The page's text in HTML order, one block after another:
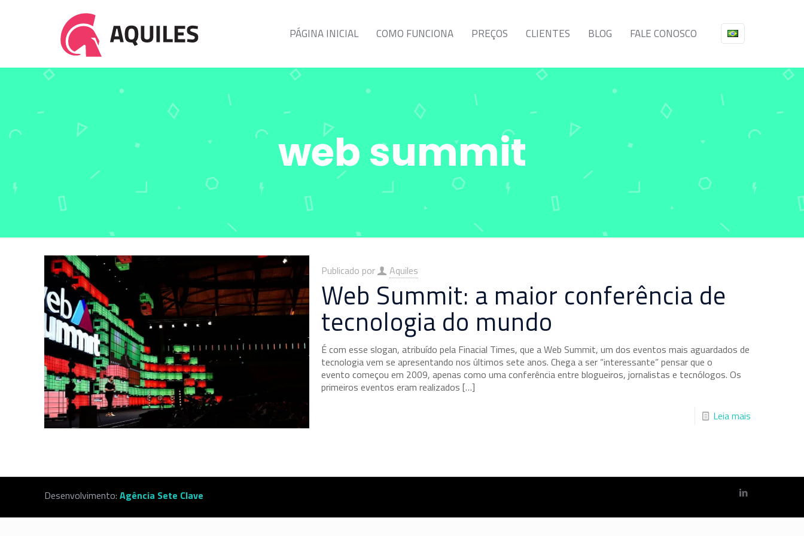
PÁGINA INICIAL COMO FUNCIONA PREÇOS CLIENTES BLOG FALE CONOSCO
web summit
Publicado por Aquiles
Web Summit: a maior conferência de
tecnologia do mundo
É com esse slogan, atribuído pela Finacial Times, que a Web Summit, um dos eventos mais aguardados de
tecnologia vem se apresentando nos últimos sete anos. Chega a ser “interessante” pensar que o
evento começou em 2009, apenas como uma conferência entre blogueiros, jornalistas e tecnólogos. Os
primeiros eventos eram realizados […]
Leia mais
Desenvolvimento: Agência Sete Clave